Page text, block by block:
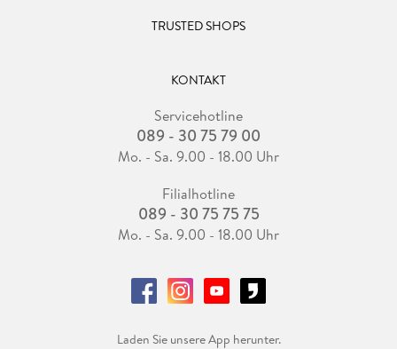
TRUSTED SHOPS
KONTAKT
Servicehotline
089 - 30 75 79 00
Mo. - Sa. 9.00 - 18.00 Uhr
Filialhotline
089 - 30 75 75 75
Mo. - Sa. 9.00 - 18.00 Uhr
Laden Sie unsere App herunter.